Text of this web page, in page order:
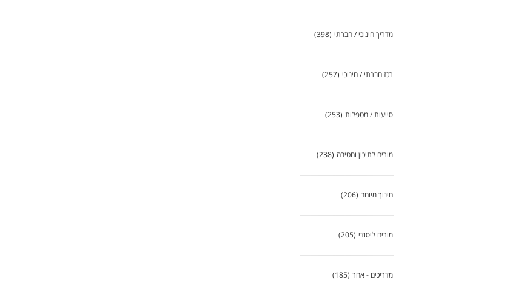
מדריך חינוכי / חברתי (398)
רכז חברתי / חינוכי (257)
סייעות / מטפלות (253)
מורים לתיכון וחטיבה (238)
חינוך מיוחד (206)
מורים ליסודי (205)
מדריכים - אחר (185)